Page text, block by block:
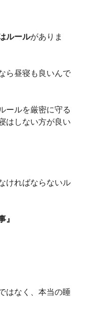
ルールがありま
ら昼寝も良いんで
ールを厳密に守る
はしない方が良い
ければならないル
』
はなく、本当の睡